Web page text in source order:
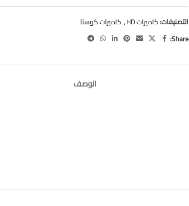
التصنيفات:كاميرات HD , كاميرات كوستا
Share:
الوصف